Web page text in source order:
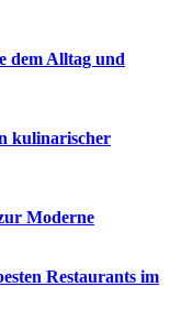
dem Alltag und
kulinarischer
Moderne
Restaurants im